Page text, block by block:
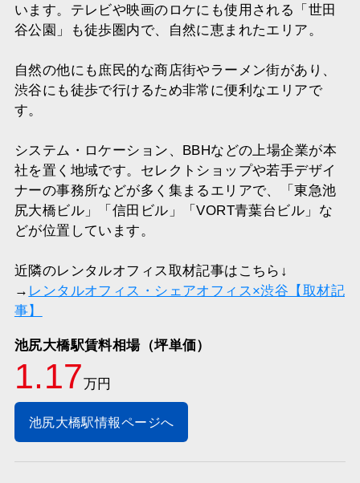
います。テレビや映画のロケにも使用される「世田
谷公園」も徒歩圏内で、自然に恵まれたエリア。
自然の他にも庶民的な商店街やラーメン街があり、
渋谷にも徒歩で行けるため非常に便利なエリアで
す。
システム・ロケーション、BBHなどの上場企業が本
社を置く地域です。セレクトショップや若手デザイ
ナーの事務所などが多く集まるエリアで、「東急池
尻大橋ビル」「信田ビル」「VORT青葉台ビル」な
どが位置しています。
近隣のレンタルオフィス取材記事はこちら↓
→ レンタルオフィス・シェアオフィス×渋谷【取材記
事】
池尻大橋駅賃料相場（坪単価）
1.17万円
池尻大橋駅情報ページへ